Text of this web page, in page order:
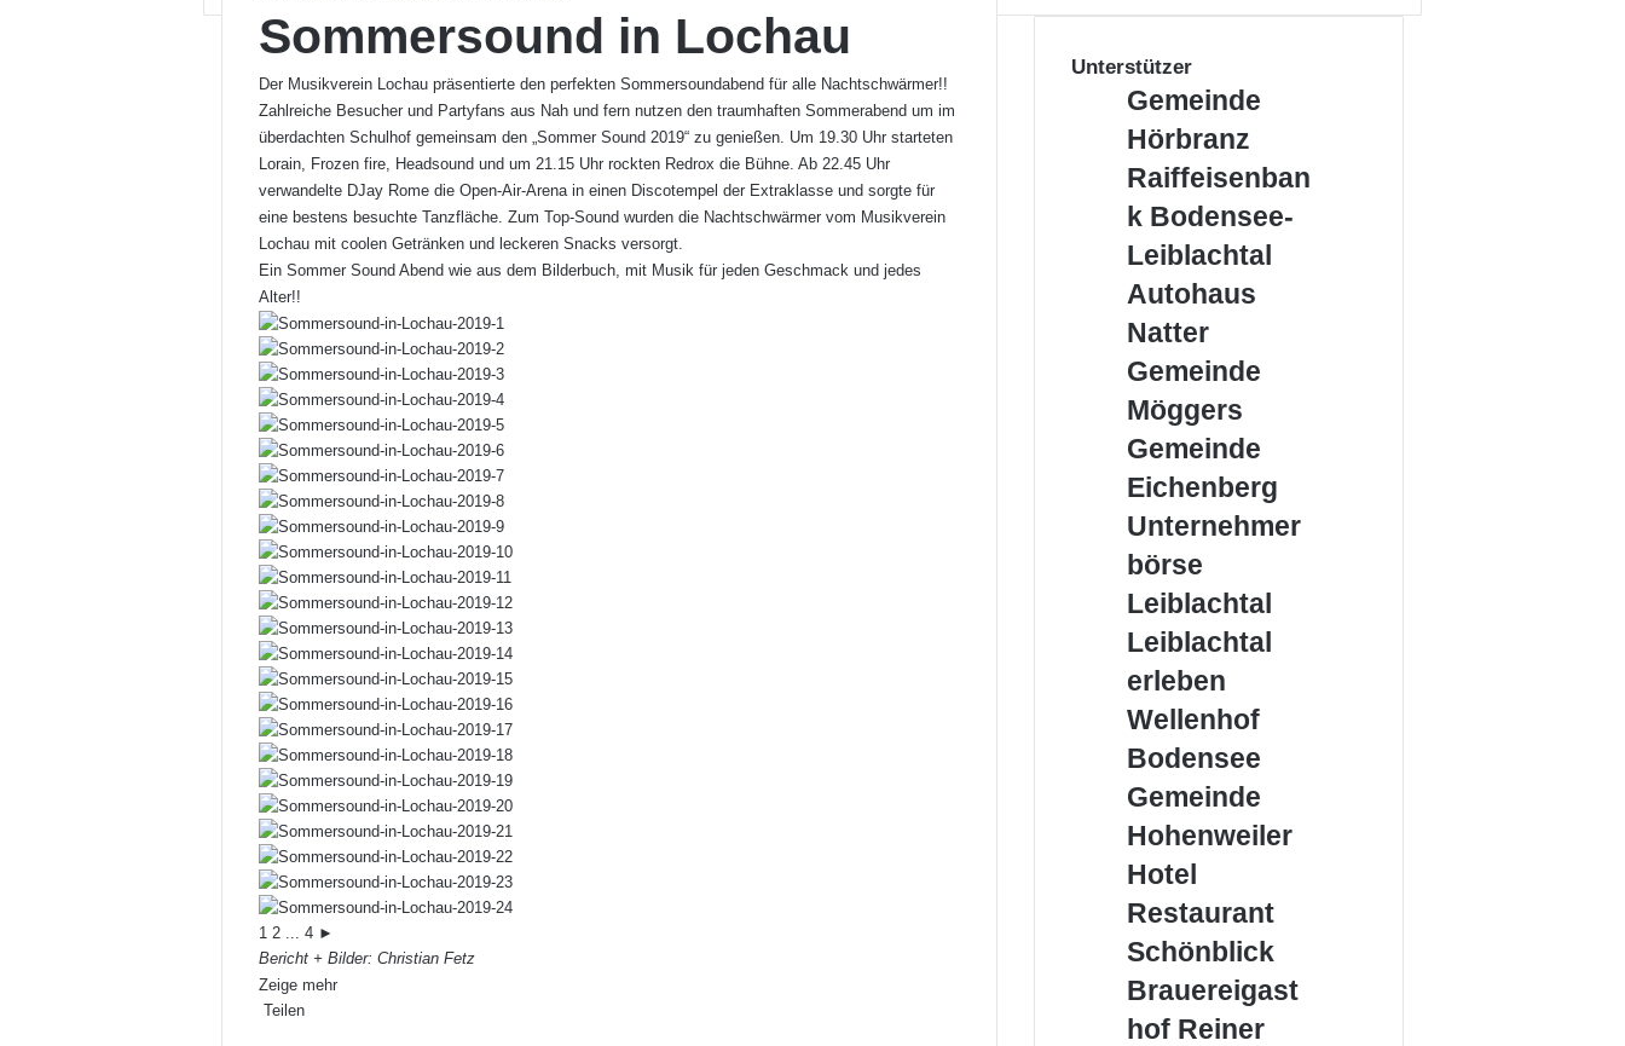
Sommersound in Lochau
Der Musikverein Lochau präsentierte den perfekten Sommersoundabend für alle Nachtschwärmer!!
Zahlreiche Besucher und Partyfans aus Nah und fern nutzen den traumhaften Sommerabend um im
überdachten Schulhof gemeinsam den „Sommer Sound 2019“ zu genießen. Um 19.30 Uhr starteten
Lorain, Frozen fire, Headsound und um 21.15 Uhr rockten Redrox die Bühne. Ab 22.45 Uhr
verwandelte DJay Rome die Open-Air-Arena in einen Discotempel der Extraklasse und sorgte für
eine bestens besuchte Tanzfläche. Zum Top-Sound wurden die Nachtschwärmer vom Musikverein
Lochau mit coolen Getränken und leckeren Snacks versorgt.
Ein Sommer Sound Abend wie aus dem Bilderbuch, mit Musik für jeden Geschmack und jedes
Alter!!
1 2 ... 4 ►
Bericht + Bilder: Christian Fetz
Zeige mehr
Teilen
Unterstützer
Gemeinde
Gemeinde
Hörbranz
Raiffeisenbank
Leiblachtal
Raiffeisenban
k Bodensee-
Leiblachtal
Autohaus
Autohaus
Natter
Gemeinde
Gemeinde
Möggers
Gemeinde
Gemeinde
Eichenberg
Unternehmerbörse
Unternehmer
börse
Leiblachtal
Leiblachtal
Leiblachtal
erleben
Wellenhof
Wellenhof
Bodensee
Gemeinde
Gemeinde
Hohenweiler
Hotel
Schönblick
Hotel
Restaurant
Schönblick
Brauereigasthof
Brauereigast
hof Reiner